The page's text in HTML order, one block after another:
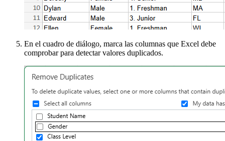
En el cuadro de diálogo, marca las columnas que Excel debe
comprobar para detectar valores duplicados.